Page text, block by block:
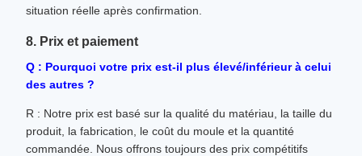
situation réelle après confirmation.
8. Prix et paiement
Q : Pourquoi votre prix est-il plus élevé/inférieur à celui
des autres ?
R : Notre prix est basé sur la qualité du matériau, la taille du
produit, la fabrication, le coût du moule et la quantité
commandée. Nous offrons toujours des prix compétitifs